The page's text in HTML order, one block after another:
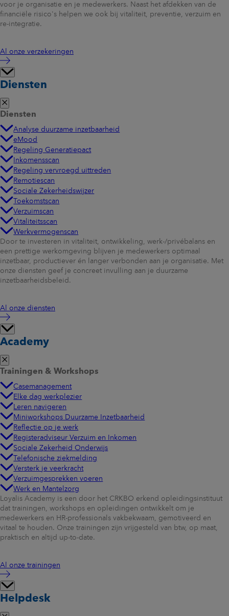
voor je organisatie en je medewerkers. Naast het afdekken van de
financiële risico's helpen we ook bij vitaliteit, preventie, verzuim en
re-integratie.
Al onze verzekeringen
Diensten
Diensten
Analyse duurzame inzetbaarheid
eMood
Regeling Generatiepact
Inkomensscan
Regeling vervroegd uittreden
Remotiescan
Sociale Zekerheidswijzer
Toekomstscan
Verzuimscan
Vitaliteitsscan
Werkvermogenscan
Door te investeren in vitaliteit, ontwikkeling, werk-/privébalans en
een prettige werkomgeving blijven je medewerkers optimaal
inzetbaar, productiever én langer verbonden aan je organisatie. Met
onze diensten geef je concreet invulling aan je duurzame
inzetbaarheidsbeleid.
Al onze diensten
Academy
Trainingen & Workshops
Casemanagement
Elke dag werkplezier
Leren navigeren
Miniworkshops Duurzame Inzetbaarheid
Reflectie op je werk
Registeradviseur Verzuim en Inkomen
Sociale Zekerheid Onderwijs
Telefonische ziekmelding
Versterk je veerkracht
Verzuimgesprekken voeren
Werk en Mantelzorg
Loyalis Academy is een door het CRKBO erkend opleidingsinstituut
dat trainingen, workshops en opleidingen ontwikkelt om je
medewerkers en HR-professionals vakbekwaam, gemotiveerd en
vitaal te houden. Onze trainingen zijn vrijgesteld van btw, op maat,
praktisch en altijd up-to-date.
Al onze trainingen
Helpdesk